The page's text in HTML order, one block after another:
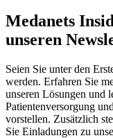
Medanets
unseren
Seien Sie unter den
werden. Erfahren Sie
unseren Lösungen und
Patientenversorgung
vorstellen. Zusätzlich
Sie Einladungen zu